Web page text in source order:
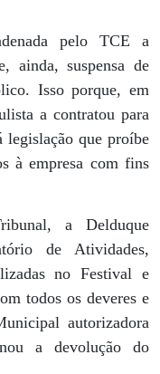
pelo TCE a
suspensa de
Isso porque, em
a contratou para
que proíbe
à empresa com fins
a Delduque
de Atividades,
no Festival e
todos os deveres e
autorizadora
a devolução do